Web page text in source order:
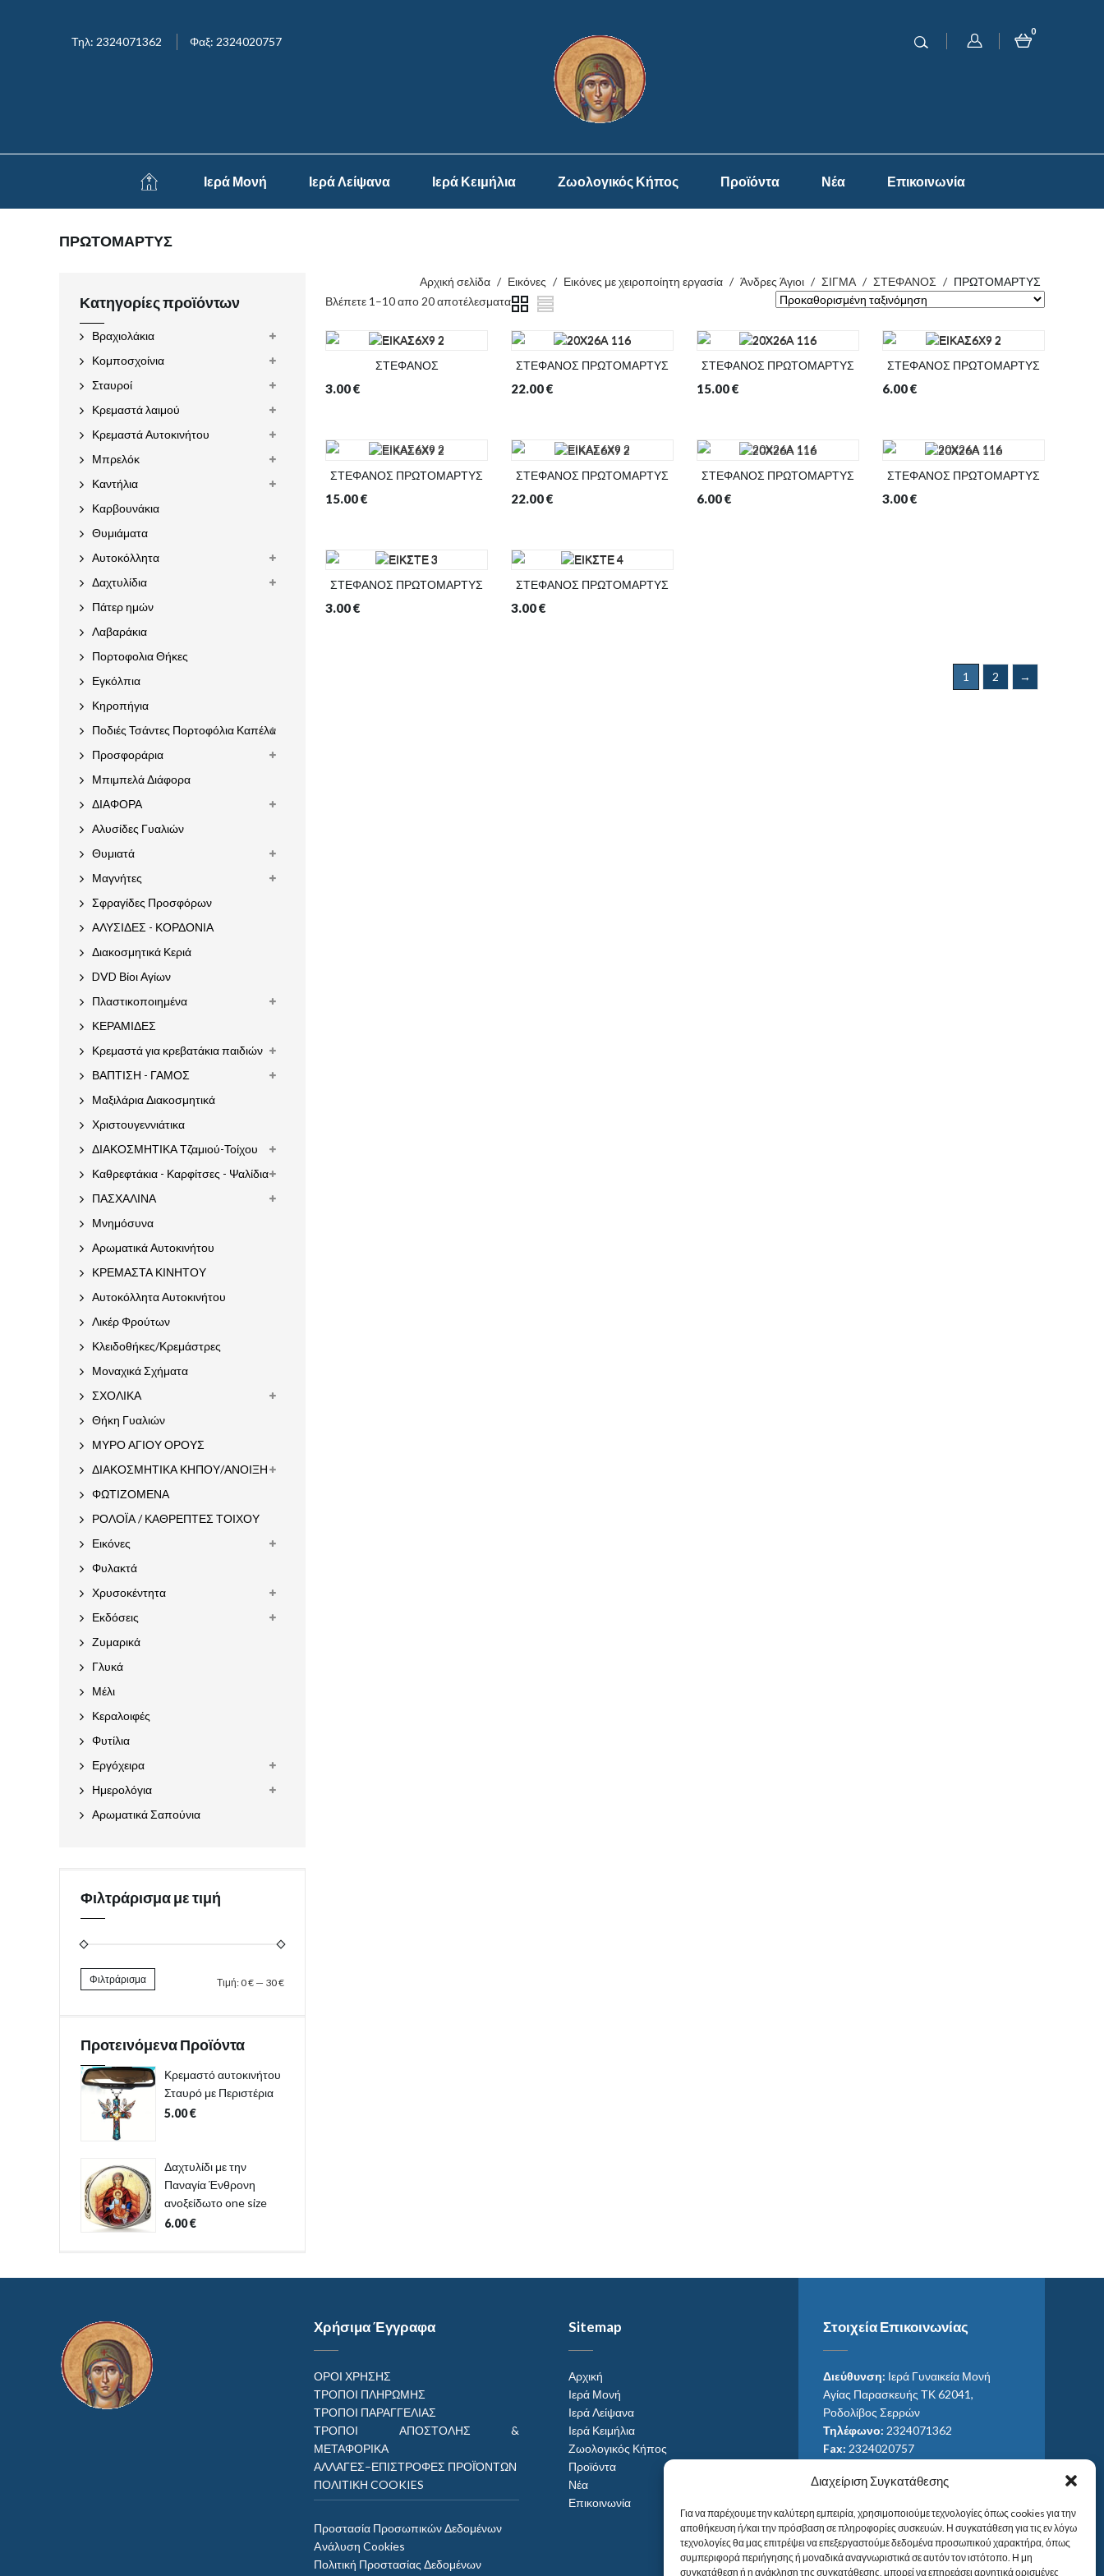
Διαχείριση Συγκατάθεσης
Για να παρέχουμε την καλύτερη εμπειρία, χρησιμοποιούμε τεχνολογίες όπως cookies για την
αποθήκευση ή/και την πρόσβαση σε πληροφορίες συσκευών. Η συγκατάθεση για τις εν λόγω
τεχνολογίες θα μας επιτρέψει να επεξεργαστούμε δεδομένα προσωπικού χαρακτήρα, όπως
συμπεριφορά περιήγησης ή μοναδικά αναγνωριστικά σε αυτόν τον ιστότοπο. Η μη
συγκατάθεση ή η ανάκληση της συγκατάθεσης, μπορεί να επηρεάσει αρνητικά ορισμένες
Τηλ: 2324071362 Φαξ: 2324020757
0
Ιερά Μονή Ιερά Λείψανα Ιερά Κειμήλια Ζωολογικός Κήπος Προϊόντα Νέα Επικοινωνία
ΠΡΩΤΟΜΑΡΤΥΣ
Αρχική σελίδα / Εικόνες / Εικόνες με χειροποίητη εργασία / Άνδρες Άγιοι / ΣΙΓΜΑ / ΣΤΕΦΑΝΟΣ / ΠΡΩΤΟΜΑΡΤΥΣ
Βλέπετε 1–10 απο 20 αποτέλεσματα
ΣΤΕΦΑΝΟΣ
3.00€
ΣΤΕΦΑΝΟΣ ΠΡΩΤΟΜΑΡΤΥΣ
22.00€
ΣΤΕΦΑΝΟΣ ΠΡΩΤΟΜΑΡΤΥΣ
15.00€
ΣΤΕΦΑΝΟΣ ΠΡΩΤΟΜΑΡΤΥΣ
6.00€
ΣΤΕΦΑΝΟΣ ΠΡΩΤΟΜΑΡΤΥΣ
15.00€
ΣΤΕΦΑΝΟΣ ΠΡΩΤΟΜΑΡΤΥΣ
22.00€
ΣΤΕΦΑΝΟΣ ΠΡΩΤΟΜΑΡΤΥΣ
6.00€
ΣΤΕΦΑΝΟΣ ΠΡΩΤΟΜΑΡΤΥΣ
3.00€
ΣΤΕΦΑΝΟΣ ΠΡΩΤΟΜΑΡΤΥΣ
3.00€
ΣΤΕΦΑΝΟΣ ΠΡΩΤΟΜΑΡΤΥΣ
3.00€
1 2 →
Κατηγορίες προϊόντων
Βραχιολάκια
Κομποσχοίνια
Σταυροί
Κρεμαστά λαιμού
Κρεμαστά Αυτοκινήτου
Μπρελόκ
Καντήλια
Καρβουνάκια
Θυμιάματα
Αυτοκόλλητα
Δαχτυλίδια
Πάτερ ημών
Λαβαράκια
Πορτοφολια Θήκες
Εγκόλπια
Κηροπήγια
Ποδιές Τσάντες Πορτοφόλια Καπέλα
Προσφοράρια
Μπιμπελά Διάφορα
ΔΙΑΦΟΡΑ
Αλυσίδες Γυαλιών
Θυμιατά
Μαγνήτες
Σφραγίδες Προσφόρων
ΑΛΥΣΙΔΕΣ - ΚΟΡΔΟΝΙΑ
Διακοσμητικά Κεριά
DVD Βίοι Αγίων
Πλαστικοποιημένα
ΚΕΡΑΜΙΔΕΣ
Κρεμαστά για κρεβατάκια παιδιών
ΒΑΠΤΙΣΗ - ΓΑΜΟΣ
Μαξιλάρια Διακοσμητικά
Χριστουγεννιάτικα
ΔΙΑΚΟΣΜΗΤΙΚΑ Τζαμιού-Τοίχου
Καθρεφτάκια - Καρφίτσες - Ψαλίδια
ΠΑΣΧΑΛΙΝΑ
Μνημόσυνα
Αρωματικά Αυτοκινήτου
ΚΡΕΜΑΣΤΑ ΚΙΝΗΤΟΥ
Αυτοκόλλητα Αυτοκινήτου
Λικέρ Φρούτων
Κλειδοθήκες/Κρεμάστρες
Μοναχικά Σχήματα
ΣΧΟΛΙΚΑ
Θήκη Γυαλιών
ΜΥΡΟ ΑΓΙΟΥ ΟΡΟΥΣ
ΔΙΑΚΟΣΜΗΤΙΚΑ ΚΗΠΟΥ/ΑΝΟΙΞΗ
ΦΩΤΙΖΟΜΕΝΑ
ΡΟΛΟΪΑ / ΚΑΘΡΕΠΤΕΣ ΤΟΙΧΟΥ
Εικόνες
Φυλακτά
Χρυσοκέντητα
Εκδόσεις
Ζυμαρικά
Γλυκά
Μέλι
Κεραλοιφές
Φυτίλια
Εργόχειρα
Ημερολόγια
Αρωματικά Σαπούνια
Φιλτράρισμα με τιμή
Φιλτράρισμα Τιμή:0 € — 30 €
Προτεινόμενα Προϊόντα
Κρεμαστό αυτοκινήτου
Σταυρό με Περιστέρια
5.00€
Δαχτυλίδι με την
Παναγία Ένθρονη
ανοξείδωτο one size
6.00€
Χρήσιμα Έγγραφα
ΟΡΟΙ ΧΡΗΣΗΣ
ΤΡΟΠΟΙ ΠΛΗΡΩΜΗΣ
ΤΡΟΠΟΙ ΠΑΡΑΓΓΕΛΙΑΣ
ΤΡΟΠΟΙ ΑΠΟΣΤΟΛΗΣ &
ΜΕΤΑΦΟΡΙΚΑ
ΑΛΛΑΓΕΣ–ΕΠΙΣΤΡΟΦΕΣ ΠΡΟΪΌΝΤΩΝ
ΠΟΛΙΤΙΚΗ COOKIES
Προστασία Προσωπικών Δεδομένων
Aνάλυση Cookies
Πολιτική Προστασίας Δεδομένων
Sitemap
Αρχική
Ιερά Μονή
Ιερά Λείψανα
Ιερά Κειμήλια
Ζωολογικός Κήπος
Προϊόντα
Νέα
Επικοινωνία
Στοιχεία Επικοινωνίας
Διεύθυνση: Ιερά Γυναικεία Μονή
Αγίας Παρασκευής ΤΚ 62041,
Ροδολίβος Σερρών
Τηλέφωνο: 2324071362
Fax: 2324020757
Email:info@im-agparaskevis.gr
Από ανατολή έως και δύση του ηλίου.